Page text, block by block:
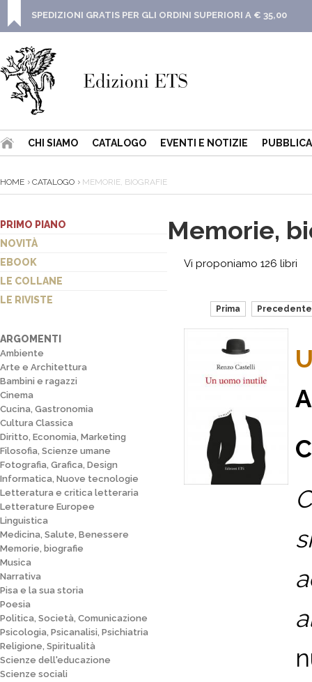
SPEDIZIONI GRATIS PER GLI ORDINI SUPERIORI A € 35,00
CHI SIAMO CATALOGO EVENTI E NOTIZIE
HOME CATALOGO MEMORIE, BIOGRAFIE
PRIMO PIANO
NOVITÀ
EBOOK
LE COLLANE
LE RIVISTE
ARGOMENTI
Ambiente
Arte e Architettura
Bambini e ragazzi
Cinema
Cucina, Gastronomia
Cultura Classica
Diritto, Economia, Marketing
Filosofia, Scienze umane
Fotografia, Grafica, Design
Informatica, Nuove tecnologie
Letteratura e critica letteraria
Letterature Europee
Linguistica
Medicina, Salute, Benessere
Memorie, biografie
Musica
Narrativa
Pisa e la sua storia
Poesia
Politica, Società, Comunicazione
Psicologia, Psicanalisi, Psichiatria
Religione, Spiritualità
Scienze dell'educazione
Scienze sociali
Memorie,
Vi proponiamo 126 libri
Prima Precedente